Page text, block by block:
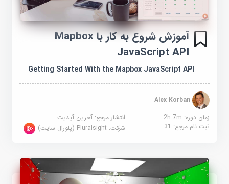
آموزش شروع به کار با Mapbox
JavaScript API
Getting Started With the Mapbox JavaScript API
Alex Korban
زمان دوره: 2h 7m
انتشار مرجع:آخرین آپدیت
ثبت نام مرجع:31 شرکت:Pluralsight (پلورال سایت)